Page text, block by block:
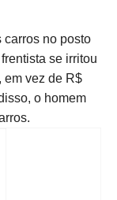
carros no posto
se irritou
em vez de R$
o homem